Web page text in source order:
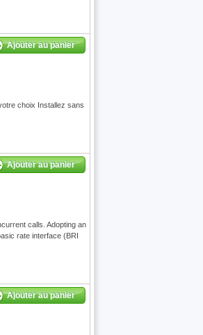
Ajouter au panier
choix Installez sans
Ajouter au panier
calls. Adopting an
rate interface (BRI
Ajouter au panier